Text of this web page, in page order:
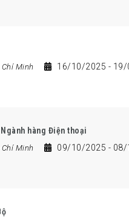
Minh 16/10/2025 - 19/
hàng Điện thoại
Minh 09/10/2025 - 08/